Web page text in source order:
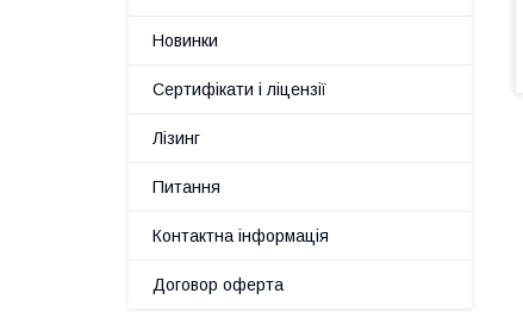
Новинки
Сертифікати і ліцензії
Лізинг
Питання
Контактна інформація
Договор оферта